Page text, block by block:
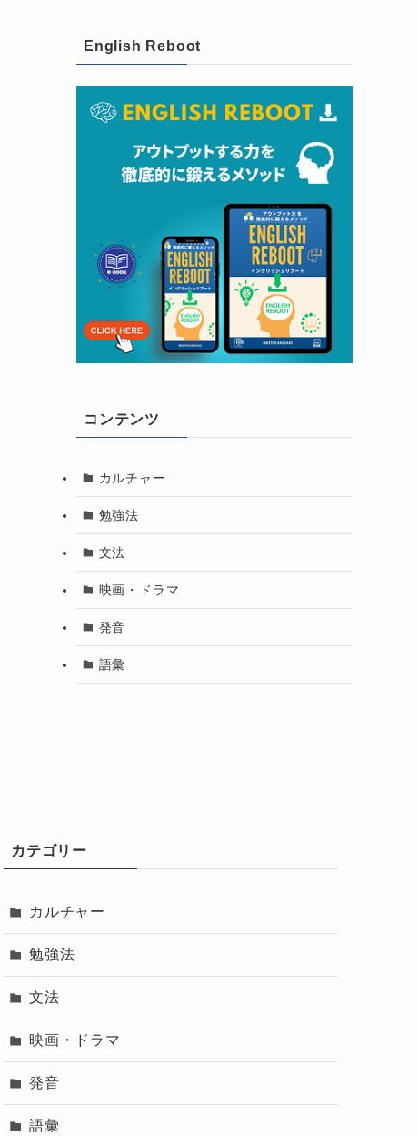
English Reboot
コンテンツ
カルチャー
勉強法
文法
映画・ドラマ
発音
語彙
カテゴリー
カルチャー
勉強法
文法
映画・ドラマ
発音
語彙